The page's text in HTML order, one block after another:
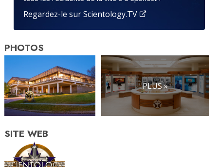
Regardez-le sur Scientology.TV
PHOTOS
PLUS »
SITE WEB